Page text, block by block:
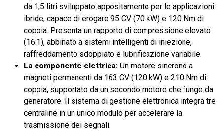
da 1,5 litri sviluppato appositamente per le applicazioni
ibride, capace di erogare 95 CV (70 kW) e 120 Nm di
coppia. Presenta un rapporto di compressione elevato
(16:1), abbinato a sistemi intelligenti di iniezione,
raffreddamento sdoppiato e lubrificazione variabile.
La componente elettrica: Un motore sincrono a
magneti permanenti da 163 CV (120 kW) e 210 Nm di
coppia, supportato da un secondo motore che funge da
generatore. Il sistema di gestione elettronica integra tre
centraline in un unico modulo per accelerare la
trasmissione dei segnali.